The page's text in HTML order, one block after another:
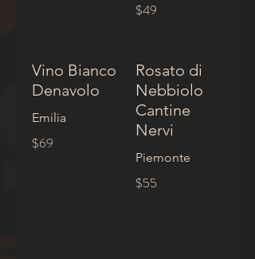
$49
Vino Bianco
Denavolo
Emilia
$69
Rosato di
Nebbiolo
Cantine
Nervi
Piemonte
$55